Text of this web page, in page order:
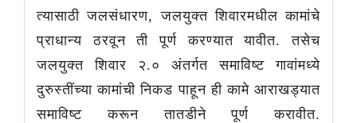
त्यासाठी जलसंधारण, जलयुक्त शिवारमधील कामांचे
प्राधान्य ठरवून ती पूर्ण करण्यात यावीत. तसेच
जलयुक्त शिवार २.० अंतर्गत समाविष्ट गावांमध्ये
दुरुस्तींच्या कामांची निकड पाहून ही कामे आराखड्यात
समाविष्ट करून तातडीने पूर्ण करावीत.